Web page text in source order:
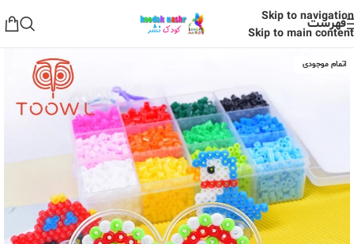
Skip to navigation
Skip to main content
فهرست
اتمام موجودی